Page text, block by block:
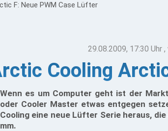
F: Neue PWM Case Lüfter
29.08.2009, 17:30 Uhr ,
Cooling
Wenn es um Computer geht ist der
oder Cooler Master etwas entgegen
Cooling eine neue Lüfter Serie heraus,
mm.